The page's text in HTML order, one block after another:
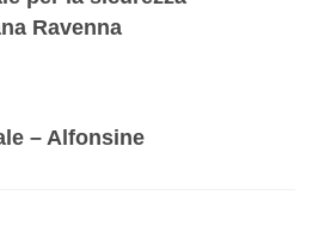
Ravenna
– Alfonsine